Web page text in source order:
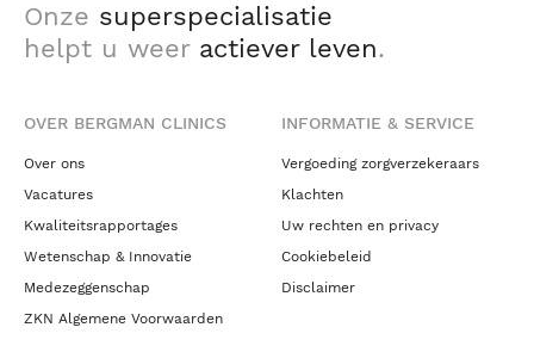
Onze superspecialisatie
helpt u weer actiever leven.
OVER BERGMAN CLINICS
Over ons
Vacatures
Kwaliteitsrapportages
Wetenschap & Innovatie
Medezeggenschap
ZKN Algemene Voorwaarden
INFORMATIE & SERVICE
Vergoeding zorgverzekeraars
Klachten
Uw rechten en privacy
Cookiebeleid
Disclaimer